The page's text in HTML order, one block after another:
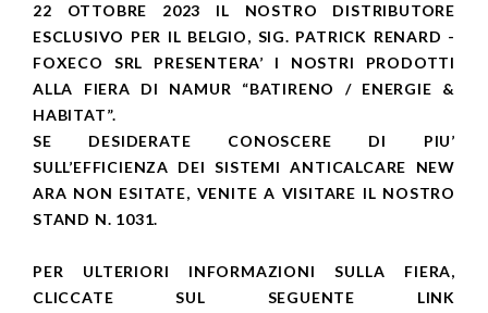
22 OTTOBRE 2023 IL NOSTRO DISTRIBUTORE
ESCLUSIVO PER IL BELGIO, SIG. PATRICK RENARD -
FOXECO SRL PRESENTERA’ I NOSTRI PRODOTTI
ALLA FIERA DI NAMUR “BATIRENO / ENERGIE &
HABITAT”.
SE DESIDERATE CONOSCERE DI PIU’
SULL’EFFICIENZA DEI SISTEMI ANTICALCARE NEW
ARA NON ESITATE, VENITE A VISITARE IL NOSTRO
STAND N. 1031.
PER ULTERIORI INFORMAZIONI SULLA FIERA,
CLICCATE SUL SEGUENTE LINK